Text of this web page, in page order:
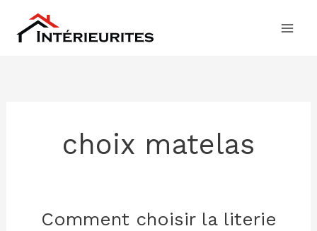
contenu
choix matelas
Comment choisir la literie
Comment